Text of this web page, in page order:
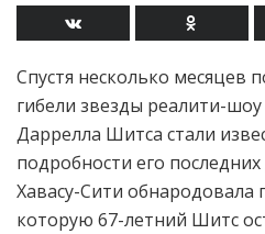
Спустя несколько месяцев
гибели звезды реалити-
Даррелла Шитса стали
подробности его
Хавасу-Сити обнародовала
которую 67-летний Шитс